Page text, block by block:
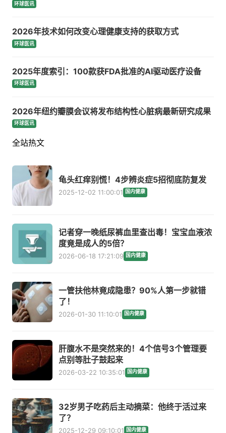
环球医讯
2026年技术如何改变心理健康支持的获取方式
环球医讯
2025年度索引：100款获FDA批准的AI驱动医疗设备
环球医讯
2026年纽约瓣膜会议将发布结构性心脏病最新研究成果
环球医讯
全站热文
龟头红痒别慌！4步辨炎症5招彻底防复发
2025-12-02 11:00:01 国内健康
记者穿一晚纸尿裤血里查出毒！宝宝血液浓
度竟是成人的5倍？
2026-06-18 17:21:09 国内健康
一管扶他林竟成隐患？90%人第一步就错
了！
2026-01-30 11:10:01 国内健康
肝腹水不是突然来的！4个信号3个管理要
点别等肚子鼓起来
2026-03-22 10:35:01 国内健康
32岁男子吃药后主动摘菜：他终于活过来
了？
2025-12-29 09:10:01 国内健康